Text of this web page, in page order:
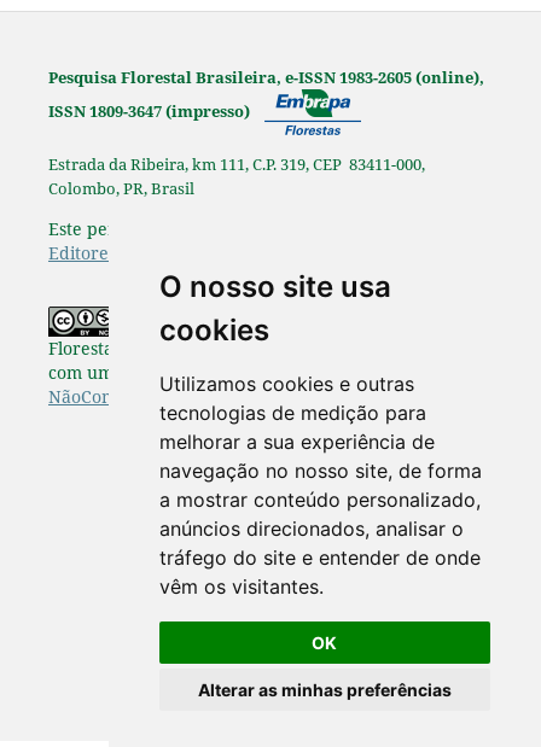
O nosso site usa
cookies
Utilizamos cookies e outras
tecnologias de medição para
melhorar a sua experiência de
navegação no nosso site, de forma
a mostrar conteúdo personalizado,
anúncios direcionados, analisar o
tráfego do site e entender de onde
vêm os visitantes.
OK
Alterar as minhas preferências
Pesquisa Florestal Brasileira, e-ISSN 1983-2605 (online),
ISSN 1809-3647 (impresso)
Estrada da Ribeira, km 111, C.P. 319, CEP 83411-000,
Colombo, PR, Brasil
Este periódico é afiliado à
Editores Científicos
Os originais publicados na Pesquisa
Florestal Brasileira estão disponibilizados de acordo
com uma Licença Creative Commons Atribuição-
NãoComercial-SemDerivações 4.0 Internacional